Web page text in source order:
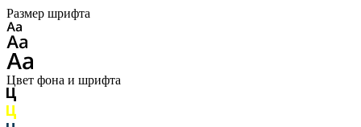
Размер шрифта
Цвет фона и шрифта